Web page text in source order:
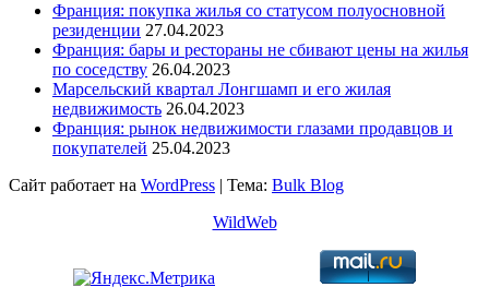
Франция: покупка жилья со статусом полуосновной
резиденции 27.04.2023
Франция: бары и рестораны не сбивают цены на жилья
по соседству 26.04.2023
Марсельский квартал Лонгшамп и его жилая
недвижимость 26.04.2023
Франция: рынок недвижимости глазами продавцов и
покупателей 25.04.2023
Сайт работает на WordPress | Тема: Bulk Blog
WildWeb